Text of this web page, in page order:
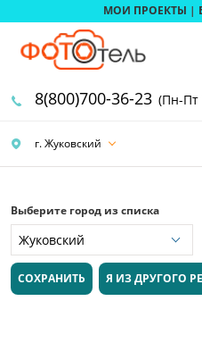
МОИ ПРОЕКТЫ |
г. Жуковский
8(800)700-36-23 (Пн-Пт
Выберите город из списка
СОХРАНИТЬ Я ИЗ ДРУГОГО